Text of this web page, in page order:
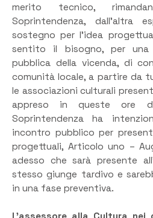
merito tecnico,
Soprintendenza, dall’altra
sostegno per l’idea
sentito il bisogno, per una
pubblica della vicenda, di
comunità locale, a partire da
le associazioni culturali
appreso in queste ore
Soprintendenza ha
incontro pubblico per
progettuali, Articolo uno –
adesso che sarà presente
stesso giunge tardivo e
in una fase preventiva.